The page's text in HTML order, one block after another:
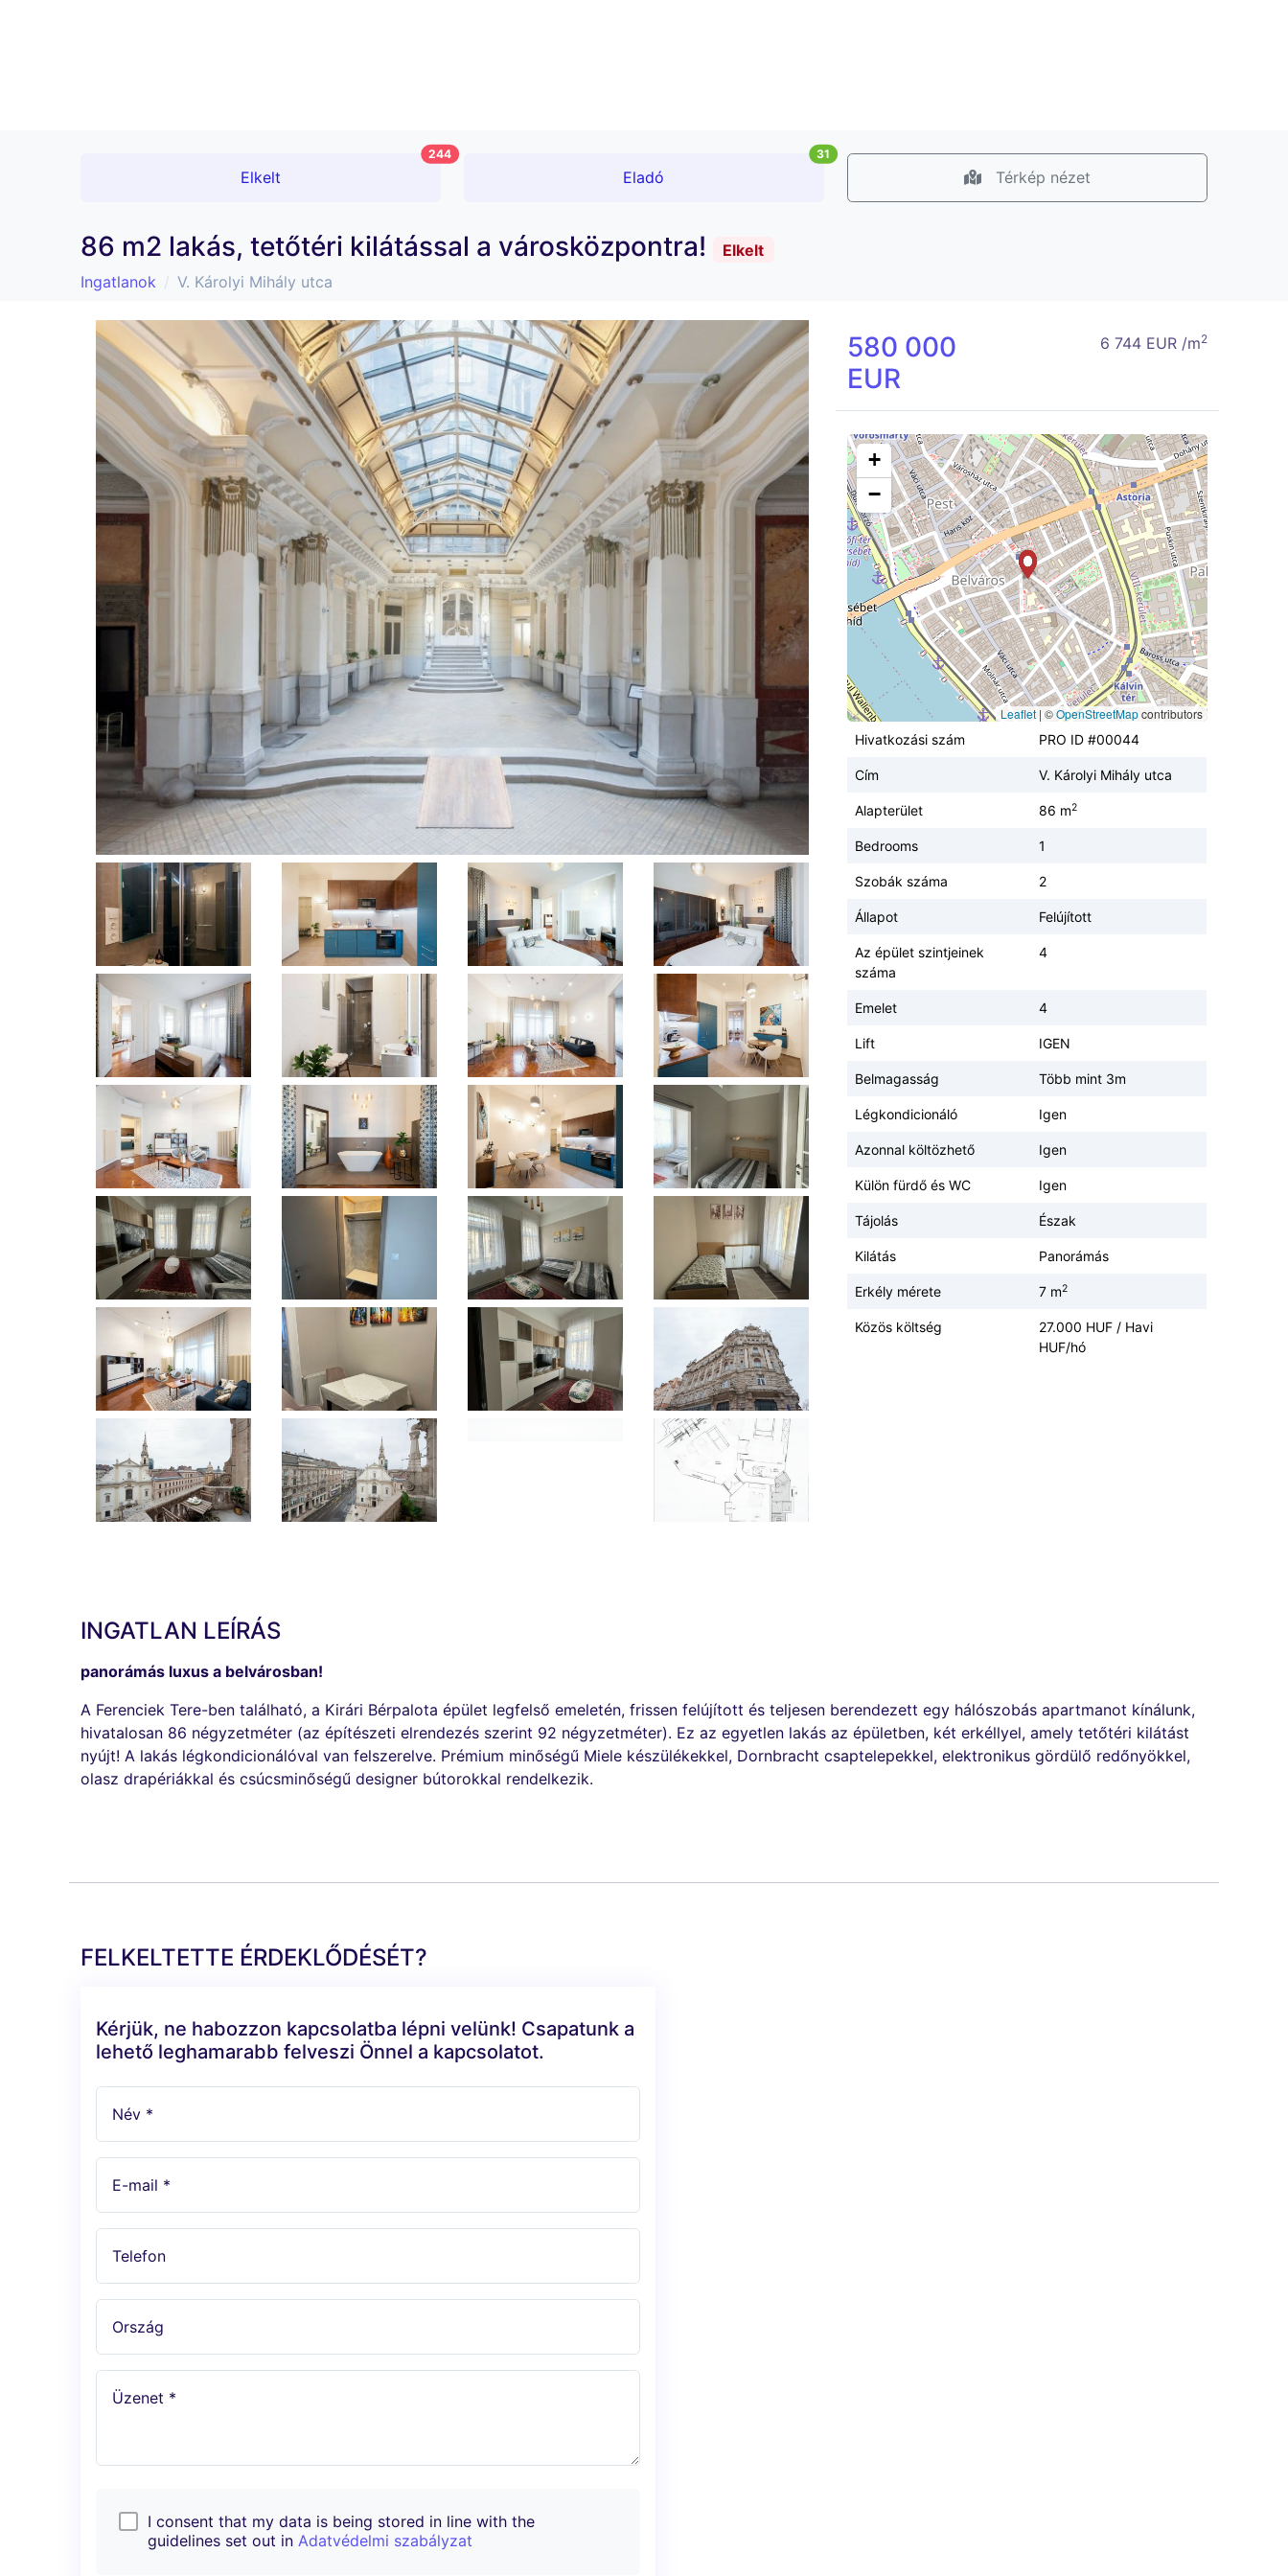
Elkelt
244
Eladó
31
Térkép nézet
86 m2 lakás, tetőtéri kilátással a városközpontra!
Elkelt
Ingatlanok
V. Károlyi Mihály utca
580 000
EUR
6 744 EUR /m2
+
−
Leaflet | ©OpenStreetMapcontributors
Hivatkozási szám
PRO ID #00044
Cím V. Károlyi Mihály utca
Alapterület 86 m2
Bedrooms 1
Szobák száma 2
Állapot Felújított
Az épület szintjeinek
száma
4
Emelet 4
Lift IGEN
Belmagasság Több mint 3m
Légkondicionáló Igen
Azonnal költözhető Igen
Külön fürdő és WC Igen
Tájolás Észak
Kilátás Panorámás
Erkély mérete 7 m2
Közös költség
27.000 HUF / Havi
HUF/hó
INGATLAN LEÍRÁS
panorámás luxus a belvárosban!
A Ferenciek Tere-ben található, a Kirári Bérpalota épület legfelső emeletén, frissen felújított és teljesen berendezett egy hálószobás apartmanot kínálunk,
hivatalosan 86 négyzetméter (az építészeti elrendezés szerint 92 négyzetméter). Ez az egyetlen lakás az épületben, két erkéllyel, amely tetőtéri kilátást
nyújt! A lakás légkondicionálóval van felszerelve. Prémium minőségű Miele készülékekkel, Dornbracht csaptelepekkel, elektronikus gördülő redőnyökkel,
olasz drapériákkal és csúcsminőségű designer bútorokkal rendelkezik.
FELKELTETTE ÉRDEKLŐDÉSÉT?
Kérjük, ne habozzon kapcsolatba lépni velünk! Csapatunk a
lehető leghamarabb felveszi Önnel a kapcsolatot.
Név *
E-mail *
Telefon
Ország
Üzenet *
I consent that my data is being stored in line with the
guidelines set out in Adatvédelmi szabályzat